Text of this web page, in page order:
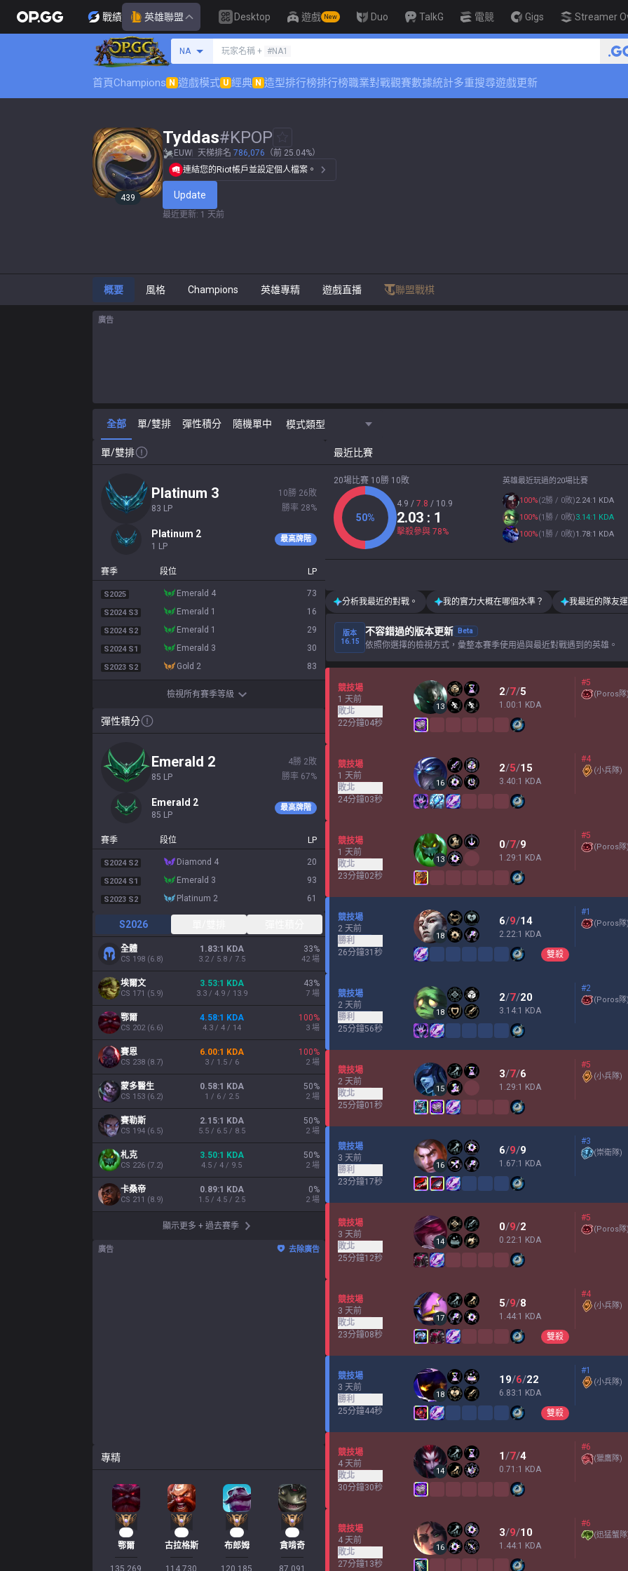
戰績 英雄聯盟 Desktop 遊戲 New Duo TalkG 電競 Gigs Streamer
NA
搜尋召喚師
玩家名稱 + #NA1
首頁Champions N 遊戲模式 U 經典 N 造型排行榜排行榜職業對戰觀賽數據統計多重搜尋遊戲更新
439
Tyddas#KPOP
EUW 天梯排名 786,076 （前 25.04%）
連結您的Riot帳戶並設定個人檔案。
Update
最近更新: 1 天前
概要 風格 Champions 英雄專精 遊戲直播 聯盟戰棋
廣告
全部 單/雙排 彈性積分 隨機單中 模式類型
單/雙排
platinum 3
83 LP
10勝 26敗
勝率 28%
platinum 2
1 LP
最高牌階
賽季 段位 LP
S2025 emerald 4 73
S2024 S3 emerald 1 16
S2024 S2 emerald 1 29
S2024 S1 emerald 3 30
S2023 S2 gold 2 83
檢視所有賽季等級
彈性積分
emerald 2
85 LP
4勝 2敗
勝率 67%
emerald 2
85 LP
最高牌階
賽季 段位 LP
S2024 S2 diamond 4 20
S2024 S1 emerald 3 93
S2023 S2 platinum 2 61
S2026
全體
CS 198 (6.8)
1.83:1 KDA
3.2 / 5.8 / 7.5
33%
42 場
埃爾文
CS 171 (5.9)
3.53:1 KDA
3.3 / 4.9 / 13.9
43%
7 場
鄂爾
CS 202(6.6)
4.58:1 KDA
4.3 / 4 / 14
100%
3 場
賽恩
CS 238 (8.7)
6.00:1 KDA
3 / 1.5 / 6
100%
2 場
蒙多醫生
CS 153 (6.2)
0.58:1 KDA
1 / 6 / 2.5
50%
2 場
賽勒斯
CS 194 (6.5)
2.15:1 KDA
5.5 / 6.5 / 8.5
50%
2 場
札克
CS 226 (7.2)
3.50:1 KDA
4.5 / 4 / 9.5
50%
2 場
卡桑帝
CS 211 (8.9)
0.89:1 KDA
1.5 / 4.5 / 2.5
0%
2 場
顯示更多 + 過去賽季
廣告 去除廣告
專精
鄂爾
135,269
古拉格斯
114,730
布郎姆
120,185
貪啃奇
87,091
最近比賽
20場比賽 10勝 10敗
50%
4.9 / 7.8 / 10.9
2.03 : 1
擊殺參與 78%
英雄最近玩過的20場比賽
100%(2勝 / 0敗)2.24:1 KDA
100%(1勝 / 0敗)3.14:1 KDA
100%(1勝 / 0敗)1.78:1 KDA
分析我最近的對戰。 我的實力大概在哪個水準？ 我最近的隊友
版本
16.15
不容錯過的版本更新 Beta
依照你選擇的檢視方式，彙整本賽季使用過與最近對戰遇到的英雄。
競技場
1 天前
敗北
22分鐘04秒
13
2/7/5
1.00:1 KDA
#5
(Poros隊)
競技場
1 天前
敗北
24分鐘03秒
16
2/5/15
3.40:1 KDA
#4
(小兵隊)
競技場
1 天前
敗北
23分鐘02秒
13
0/7/9
1.29:1 KDA
#5
(Poros隊)
競技場
2 天前
勝利
26分鐘31秒
18
6/9/14
2.22:1 KDA
#1
(Poros隊)
雙殺
競技場
2 天前
勝利
25分鐘56秒
18
2/7/20
3.14:1 KDA
#2
(Poros隊)
競技場
2 天前
敗北
25分鐘01秒
15
3/7/6
1.29:1 KDA
#5
(小兵隊)
競技場
3 天前
勝利
23分鐘17秒
16
6/9/9
1.67:1 KDA
#3
(崇衛隊)
競技場
3 天前
敗北
25分鐘12秒
14
0/9/2
0.22:1 KDA
#5
(Poros隊)
競技場
3 天前
敗北
23分鐘08秒
17
5/9/8
1.44:1 KDA
#4
(小兵隊)
雙殺
競技場
3 天前
勝利
25分鐘44秒
18
19/6/22
6.83:1 KDA
#1
(小兵隊)
雙殺
競技場
4 天前
敗北
30分鐘30秒
14
1/7/4
0.71:1 KDA
#6
(獵鷹隊)
競技場
4 天前
敗北
27分鐘13秒
16
3/9/10
1.44:1 KDA
#6
(迅猛蟹隊